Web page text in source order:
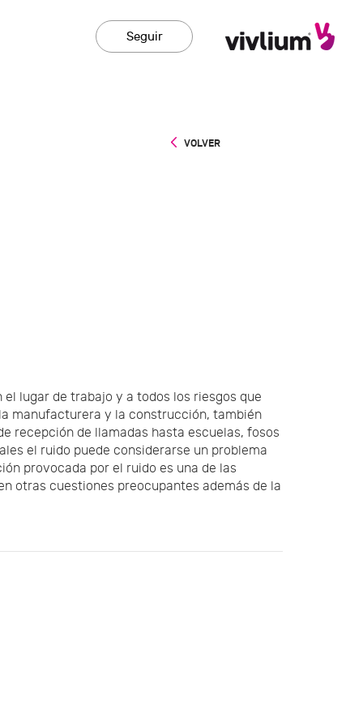
Seguir
VOLVER
lugar de trabajo y a todos los riesgos que
manufacturera y la construcción, también
recepción de llamadas hasta escuelas, fosos
el ruido puede considerarse un problema
provocada por el ruido es una de las
otras cuestiones preocupantes además de la